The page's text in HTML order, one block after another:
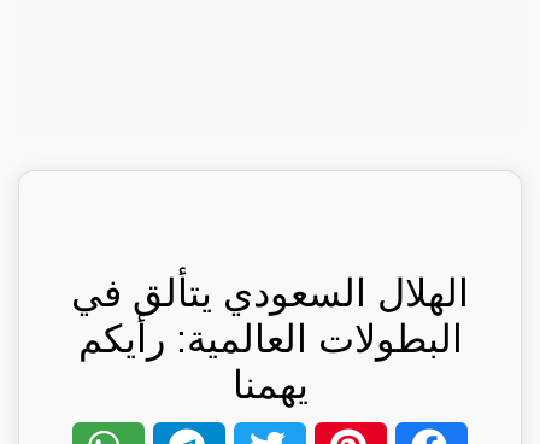
الهلال السعودي يتألق في
البطولات العالمية: رأيكم
يهمنا